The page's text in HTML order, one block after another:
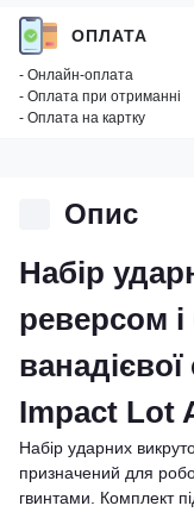
ОПЛАТА
- Онлайн-оплата
- Оплата при отриманні
- Оплата на картку
Опис
Набір
реверсом
Impact Lot
Набір ударних
призначений для
гвинтами. Комплект